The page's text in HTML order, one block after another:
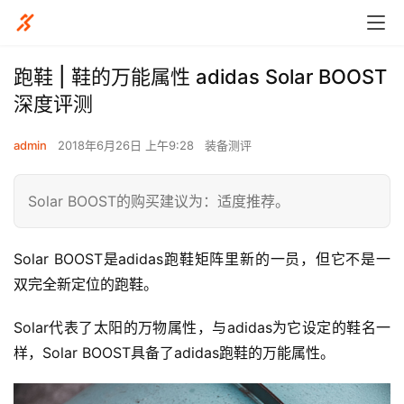
跑鞋 | 鞋的万能属性 adidas Solar BOOST
深度评测
admin 2018年6月26日 上午9:28 装备测评
Solar BOOST的购买建议为：适度推荐。
Solar BOOST是adidas跑鞋矩阵里新的一员，但它不是一
双完全新定位的跑鞋。
Solar代表了太阳的万物属性，与adidas为它设定的鞋名一
样，Solar BOOST具备了adidas跑鞋的万能属性。